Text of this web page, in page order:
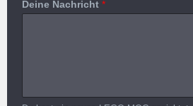
Deine Nachricht *